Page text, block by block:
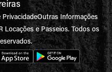
PrivacidadeOutras Informações
Locações e Passeios. Todos os